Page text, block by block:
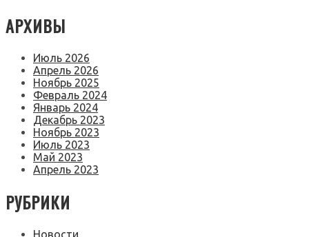
АРХИВЫ
Июль 2026
Апрель 2026
Ноябрь 2025
Февраль 2024
Январь 2024
Декабрь 2023
Ноябрь 2023
Июль 2023
Май 2023
Апрель 2023
РУБРИКИ
Новости